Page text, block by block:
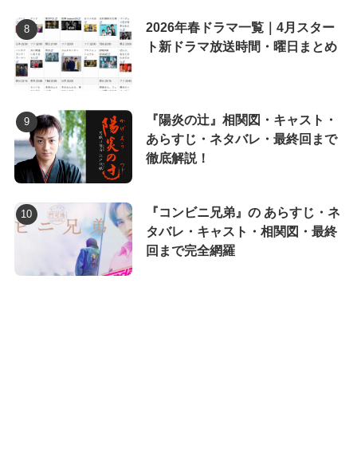
2026年春ドラマ一覧｜4月スター
ト新ドラマ放送時間・曜日まとめ
『陽炎の辻』相関図・キャスト・
あらすじ・ネタバレ・最終回まで
徹底解説！
『コンビニ兄弟』の あらすじ・ネ
タバレ・キャスト・相関図・最終
回まで完全網羅